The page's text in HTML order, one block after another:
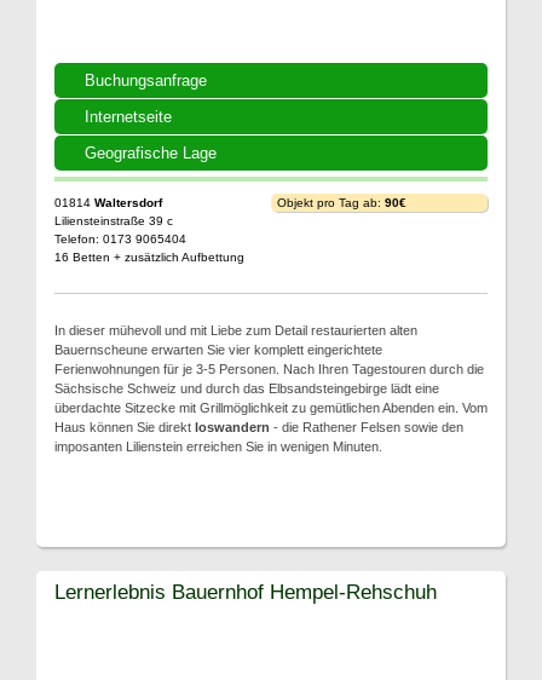
Buchungsanfrage
Internetseite
Geografische Lage
01814 Waltersdorf
Liliensteinstraße 39 c
Telefon: 0173 9065404
16 Betten + zusätzlich Aufbettung
Objekt pro Tag ab: 90€
In dieser mühevoll und mit Liebe zum Detail restaurierten alten
Bauernscheune erwarten Sie vier komplett eingerichtete
Ferienwohnungen für je 3-5 Personen. Nach Ihren Tagestouren durch die
Sächsische Schweiz und durch das Elbsandsteingebirge lädt eine
überdachte Sitzecke mit Grillmöglichkeit zu gemütlichen Abenden ein. Vom
Haus können Sie direkt loswandern - die Rathener Felsen sowie den
imposanten Lilienstein erreichen Sie in wenigen Minuten.
Lernerlebnis Bauernhof Hempel-Rehschuh